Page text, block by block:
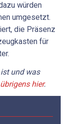
würden
umgesetzt.
die Präsenz
für
und was
hier.